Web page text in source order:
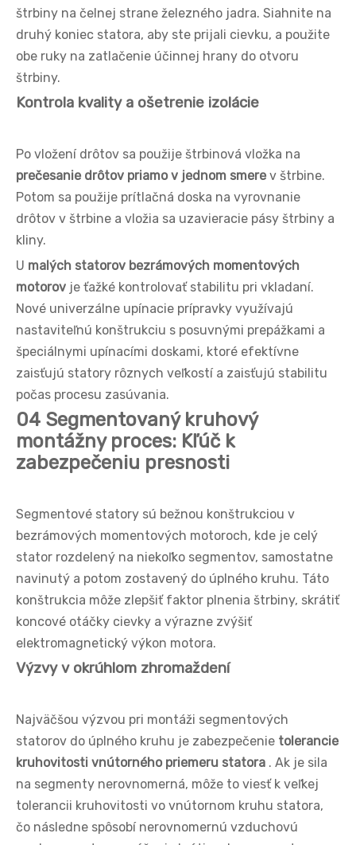
štrbiny na čelnej strane železného jadra. Siahnite na
druhý koniec statora, aby ste prijali cievku, a použite
obe ruky na zatlačenie účinnej hrany do otvoru
štrbiny.
Kontrola kvality a ošetrenie izolácie
Po vložení drôtov sa použije štrbinová vložka na
prečesanie drôtov priamo v jednom smere v štrbine.
Potom sa použije prítlačná doska na vyrovnanie
drôtov v štrbine a vložia sa uzavieracie pásy štrbiny a
kliny.
U malých statorov bezrámových momentových
motorov je ťažké kontrolovať stabilitu pri vkladaní.
Nové univerzálne upínacie prípravky využívajú
nastaviteľnú konštrukciu s posuvnými prepážkami a
špeciálnymi upínacími doskami, ktoré efektívne
zaisťujú statory rôznych veľkostí a zaisťujú stabilitu
počas procesu zasúvania.
04 Segmentovaný kruhový
montážny proces: Kľúč k
zabezpečeniu presnosti
Segmentové statory sú bežnou konštrukciou v
bezrámových momentových motoroch, kde je celý
stator rozdelený na niekoľko segmentov, samostatne
navinutý a potom zostavený do úplného kruhu. Táto
konštrukcia môže zlepšiť faktor plnenia štrbiny, skrátiť
koncové otáčky cievky a výrazne zvýšiť
elektromagnetický výkon motora.
Výzvy v okrúhlom zhromaždení
Najväčšou výzvou pri montáži segmentových
statorov do úplného kruhu je zabezpečenie tolerancie
kruhovitosti vnútorného priemeru statora . Ak je sila
na segmenty nerovnomerná, môže to viesť k veľkej
tolerancii kruhovitosti vo vnútornom kruhu statora,
čo následne spôsobí nerovnomernú vzduchovú